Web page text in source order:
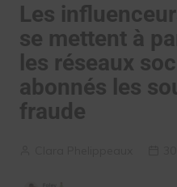
Les
se mettent à
les réseaux
abonnés les
fraude